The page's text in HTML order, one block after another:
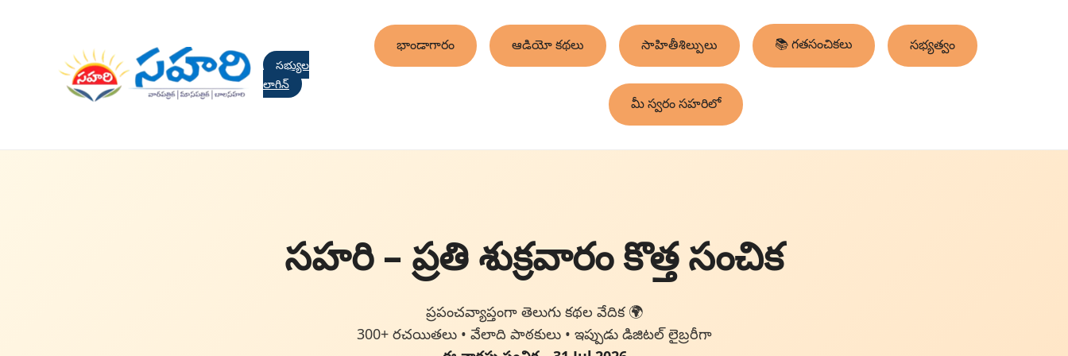
సభ్యుల
లాగిన్
భాండాగారం ఆడియో కథలు సాహితీశిల్పులు 📚 గతసంచికలు సభ్యత్వం
మీ స్వరం సహరిలో
సహరి – ప్రతి శుక్రవారం కొత్త సంచిక
ప్రపంచవ్యాప్తంగా తెలుగు కథల వేదిక 🌍
300+ రచయితలు • వేలాది పాఠకులు • ఇప్పుడు డిజిటల్ లైబ్రరీగా